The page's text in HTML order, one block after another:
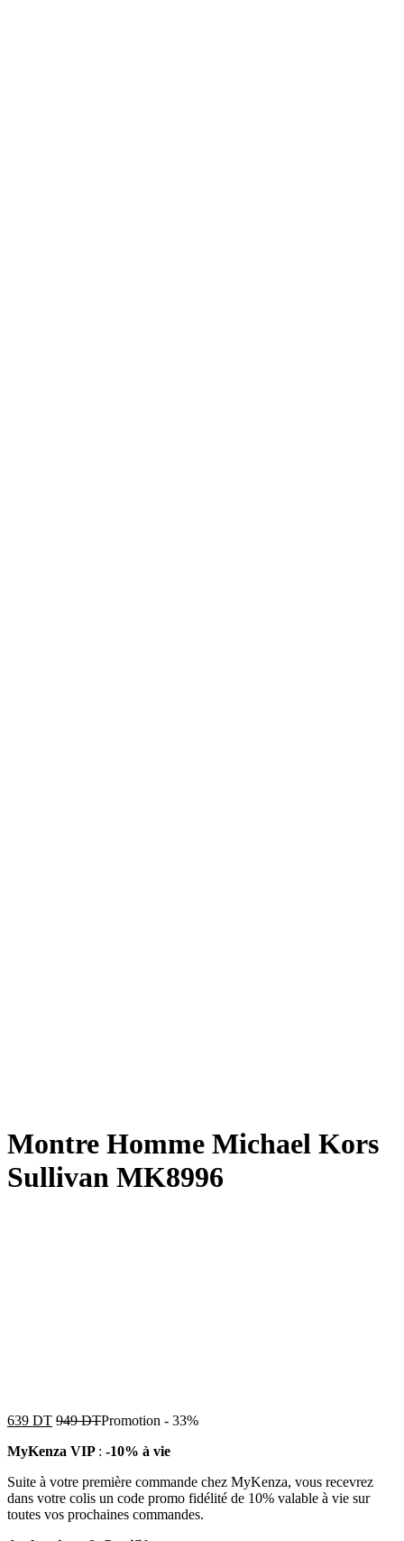
Montre Homme Michael Kors
Sullivan MK8996
639 DT 949DTPromotion - 33%
MyKenza VIP : -10% à vie
Suite à votre première commande chez MyKenza, vous recevrez
dans votre colis un code promo fidélité de 10% valable à vie sur
toutes vos prochaines commandes.